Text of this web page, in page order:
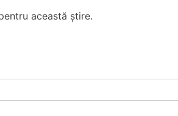
această știre.